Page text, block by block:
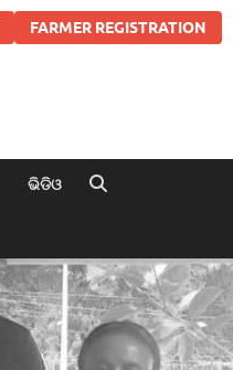
FARMER REGISTRATION
ଭିଡିଓ